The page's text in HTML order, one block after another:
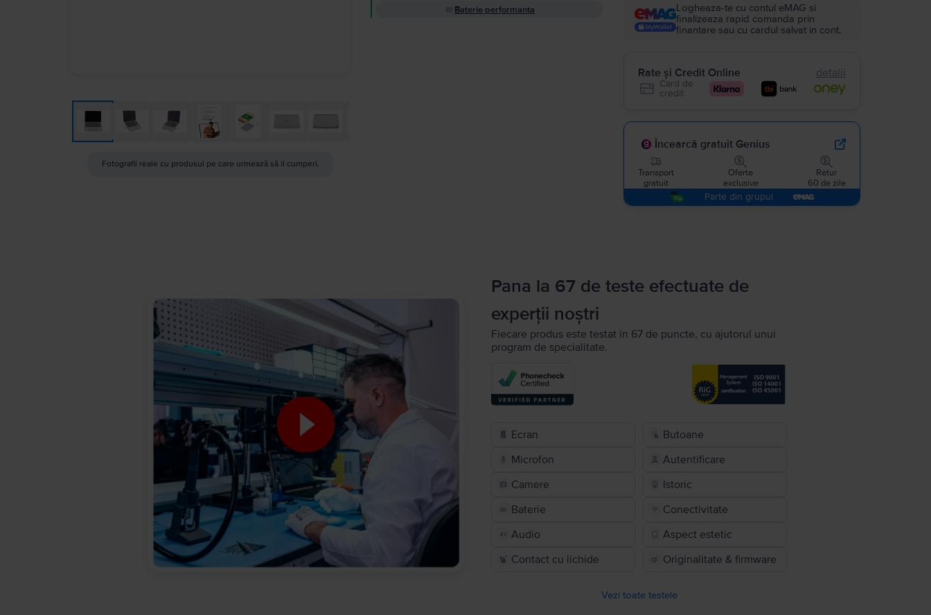
Fotografii reale cu produsul pe care urmează să îl cumperi.
Baterie performanta
Logheaza-te cu contul eMAG si
finalizeaza rapid comanda prin
finantare sau cu cardul salvat in cont.
Rate și Credit Online detalii
Card de
credit
Încearcă gratuit Genius
Transport
gratuit
Oferte
exclusive
Retur
60 de zile
Parte din grupul
Pana la 67 de teste efectuate de
experții noștri
Fiecare produs este testat în 67 de puncte, cu ajutorul unui
program de specialitate.
Ecran
Butoane
Microfon
Autentificare
Camere
Istoric
Baterie
Conectivitate
Audio
Aspect estetic
Contact cu lichide
Originalitate & firmware
Vezi toate testele